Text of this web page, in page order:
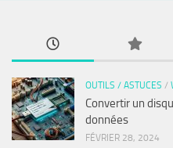
OUTILS / ASTUCES /
Convertir un
données
FÉVRIER 28, 2024